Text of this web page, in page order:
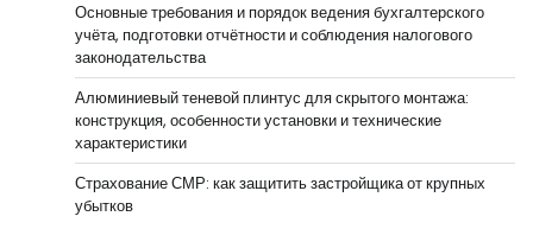
Основные требования и порядок ведения бухгалтерского
учёта, подготовки отчётности и соблюдения налогового
законодательства
Алюминиевый теневой плинтус для скрытого монтажа:
конструкция, особенности установки и технические
характеристики
Страхование СМР: как защитить застройщика от крупных
убытков